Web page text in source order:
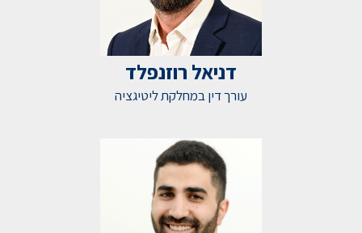
דניאל רוזנפלד
עורך דין במחלקת ליטיגציה